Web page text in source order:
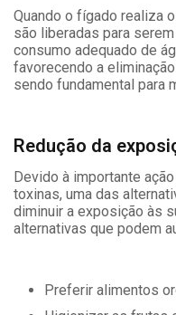
Quando o fígado realiza
são liberadas para
consumo adequado de
favorecendo a
sendo fundamental para
Redução da
Devido à importante
toxinas, uma das
diminuir a exposição às
alternativas que podem
Preferir alimentos